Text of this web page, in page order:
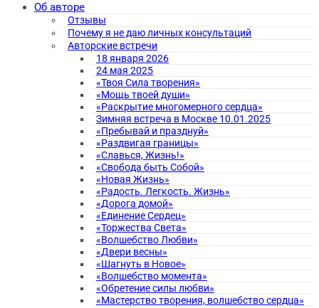
Об авторе
Отзывы
Почему я не даю личных консультаций
Авторские встречи
18 января 2026
24 мая 2025
«Твоя Сила творения»
«Мощь твоей души»
«Раскрытие многомерного сердца»
Зимняя встреча в Москве 10.01.2025
«Пребывай и празднуй»
«Раздвигая границы»
«Славься, Жизнь!»
«Свобода быть Собой»
«Новая Жизнь»
«Радость. Легкость. Жизнь»
«Дорога домой»
«Единение Сердец»
«Торжества Света»
«Волшебство Любви»
«Двери весны»
«Шагнуть в Новое»
«Волшебство момента»
«Обретение силы любви»
«Мастерство творения, волшебство сердца»